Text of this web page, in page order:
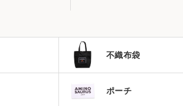
不織布袋
ポーチ